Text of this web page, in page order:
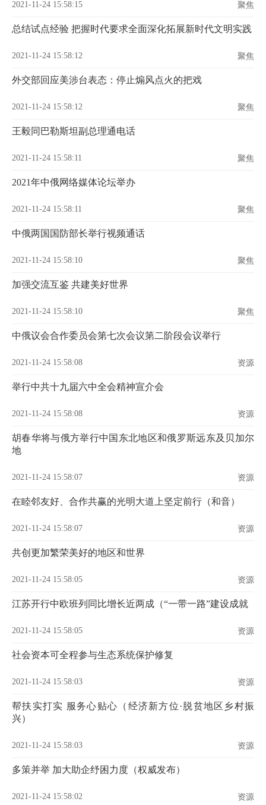
2021-11-24 15:58:15 聚焦
总结试点经验 把握时代要求全面深化拓展新时代文明实践
2021-11-24 15:58:12 聚焦
外交部回应美涉台表态：停止煽风点火的把戏
2021-11-24 15:58:12 聚焦
王毅同巴勒斯坦副总理通电话
2021-11-24 15:58:11 聚焦
2021年中俄网络媒体论坛举办
2021-11-24 15:58:11 聚焦
中俄两国国防部长举行视频通话
2021-11-24 15:58:10 聚焦
加强交流互鉴 共建美好世界
2021-11-24 15:58:10 聚焦
中俄议会合作委员会第七次会议第二阶段会议举行
2021-11-24 15:58:08 资源
举行中共十九届六中全会精神宣介会
2021-11-24 15:58:08 资源
胡春华将与俄方举行中国东北地区和俄罗斯远东及贝加尔
地
2021-11-24 15:58:07 资源
在睦邻友好、合作共赢的光明大道上坚定前行（和音）
2021-11-24 15:58:07 资源
共创更加繁荣美好的地区和世界
2021-11-24 15:58:05 资源
江苏开行中欧班列同比增长近两成（“一带一路”建设成就
2021-11-24 15:58:05 资源
社会资本可全程参与生态系统保护修复
2021-11-24 15:58:03 资源
帮扶实打实 服务心贴心（经济新方位·脱贫地区乡村振
兴）
2021-11-24 15:58:03 资源
多策并举 加大助企纾困力度（权威发布）
2021-11-24 15:58:02 资源